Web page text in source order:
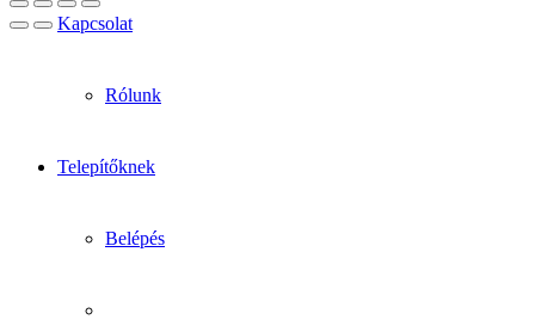
Kapcsolat
Rólunk
Telepítőknek
Belépés